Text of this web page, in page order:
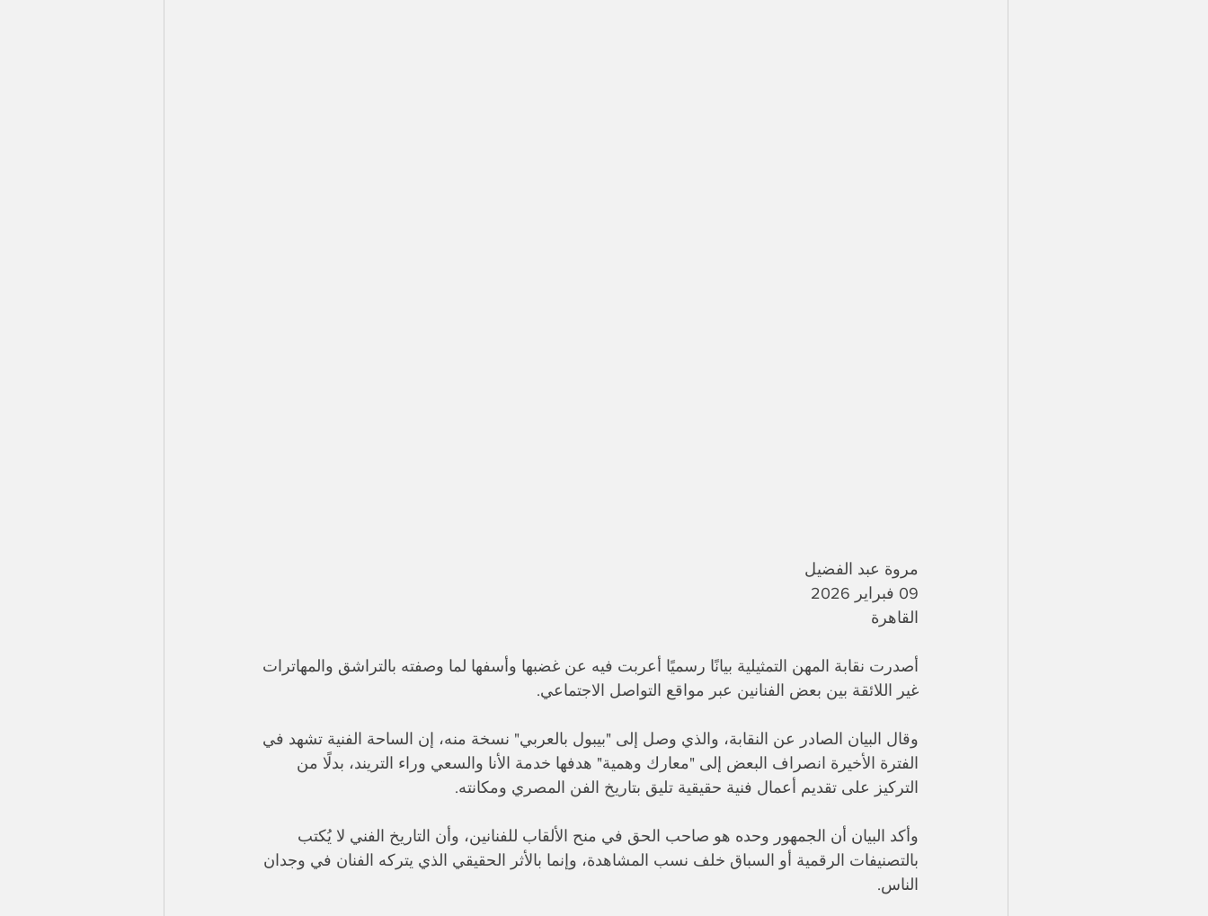
مروة عبد الفضيل
09 فبراير 2026
القاهرة
أصدرت نقابة المهن التمثيلية بيانًا رسميًا أعربت فيه عن غضبها وأسفها لما وصفته بالتراشق والمهاترات
غير اللائقة بين بعض الفنانين عبر مواقع التواصل الاجتماعي.
وقال البيان الصادر عن النقابة، والذي وصل إلى "بيبول بالعربي" نسخة منه، إن الساحة الفنية تشهد في
الفترة الأخيرة انصراف البعض إلى "معارك وهمية" هدفها خدمة الأنا والسعي وراء التريند، بدلًا من
التركيز على تقديم أعمال فنية حقيقية تليق بتاريخ الفن المصري ومكانته.
وأكد البيان أن الجمهور وحده هو صاحب الحق في منح الألقاب للفنانين، وأن التاريخ الفني لا يُكتب
بالتصنيفات الرقمية أو السباق خلف نسب المشاهدة، وإنما بالأثر الحقيقي الذي يتركه الفنان في وجدان
الناس.